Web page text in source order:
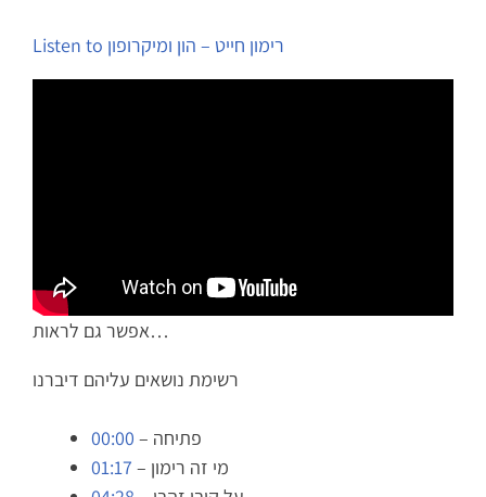
Listen to רימון חייט – הון ומיקרופון
אפשר גם לראות…
רשימת נושאים עליהם דיברנו
00:00
– פתיחה
01:17
– מי זה רימון